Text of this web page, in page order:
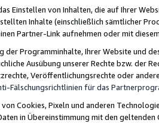
Einstellen von Inhalten, die auf Ihrer
Inhalte (einschließlich sämtlicher
Partner-Link aufnehmen oder mit
der Programminhalte, Ihrer Website und
Ausübung unserer Rechte bzw. der
Veröffentlichungsrechte oder
Fälschungsrichtlinien für das
Cookies, Pixeln und anderen
in Übereinstimmung mit den